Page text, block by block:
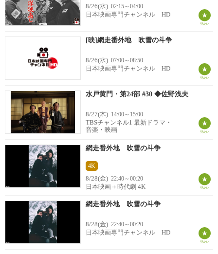
8/26(水) 02:15～04:00
日本映画専門チャンネル HD
[映]網走番外地 吹雪の斗争
8/26(水) 07:00～08:50
日本映画専門チャンネル HD
水戸黄門・第24部 #30 ◆佐野浅夫
8/27(木) 14:00～15:00
TBSチャンネル1 最新ドラマ・
音楽・映画
網走番外地 吹雪の斗争
4K
8/28(金) 22:40～00:20
日本映画＋時代劇 4K
網走番外地 吹雪の斗争
8/28(金) 22:40～00:20
日本映画専門チャンネル HD